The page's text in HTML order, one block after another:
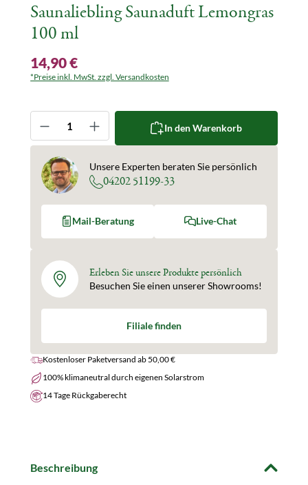
Saunaliebling Saunaduft Lemongras
100 ml
14,90 €
*Preise inkl. MwSt. zzgl. Versandkosten
Produkt Anzahl: Gib den gewünschten Wert ein
In den Warenkorb
Unsere Experten beraten Sie persönlich
04202 51199-33
Mail-Beratung Live-Chat
Erleben Sie unsere Produkte persönlich
Besuchen Sie einen unserer Showrooms!
Filiale finden
Kostenloser Paketversand ab 50,00 €
100% klimaneutral durch eigenen Solarstrom
14 Tage Rückgaberecht
Beschreibung